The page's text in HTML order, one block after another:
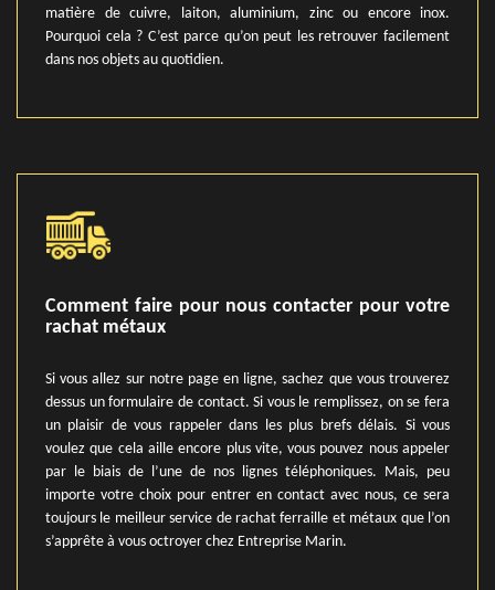
matière de cuivre, laiton, aluminium, zinc ou encore inox.
Pourquoi cela ? C’est parce qu’on peut les retrouver facilement
dans nos objets au quotidien.
Comment faire pour nous contacter pour votre
rachat métaux
Si vous allez sur notre page en ligne, sachez que vous trouverez
dessus un formulaire de contact. Si vous le remplissez, on se fera
un plaisir de vous rappeler dans les plus brefs délais. Si vous
voulez que cela aille encore plus vite, vous pouvez nous appeler
par le biais de l’une de nos lignes téléphoniques. Mais, peu
importe votre choix pour entrer en contact avec nous, ce sera
toujours le meilleur service de rachat ferraille et métaux que l’on
s’apprête à vous octroyer chez Entreprise Marin.